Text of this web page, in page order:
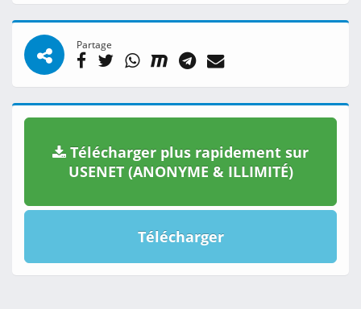
Partage
Télécharger plus rapidement sur
USENET (ANONYME & ILLIMITÉ)
Télécharger